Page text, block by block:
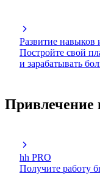
Развитие навыков
Постройте свой
и зарабатывать
Привлечение
hh PRO
Получите работу